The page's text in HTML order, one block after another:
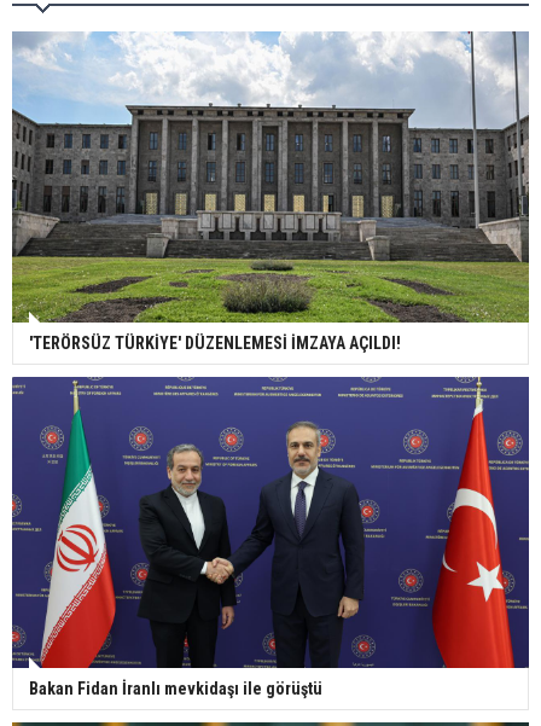
'TERÖRSÜZ TÜRKİYE' DÜZENLEMESİ İMZAYA AÇILDI!
Bakan Fidan İranlı mevkidaşı ile görüştü